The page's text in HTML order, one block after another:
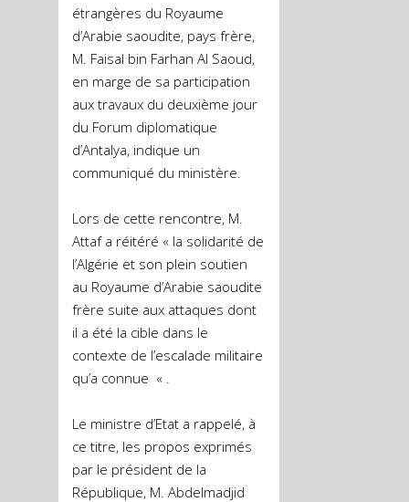
étrangères du Royaume
d’Arabie saoudite, pays frère,
M. Faisal bin Farhan Al Saoud,
en marge de sa participation
aux travaux du deuxième jour
du Forum diplomatique
d’Antalya, indique un
communiqué du ministère.
Lors de cette rencontre, M.
Attaf a réitéré « la solidarité de
l’Algérie et son plein soutien
au Royaume d’Arabie saoudite
frère suite aux attaques dont
il a été la cible dans le
contexte de l’escalade militaire
qu’a connue « .
Le ministre d’Etat a rappelé, à
ce titre, les propos exprimés
par le président de la
République, M. Abdelmadjid